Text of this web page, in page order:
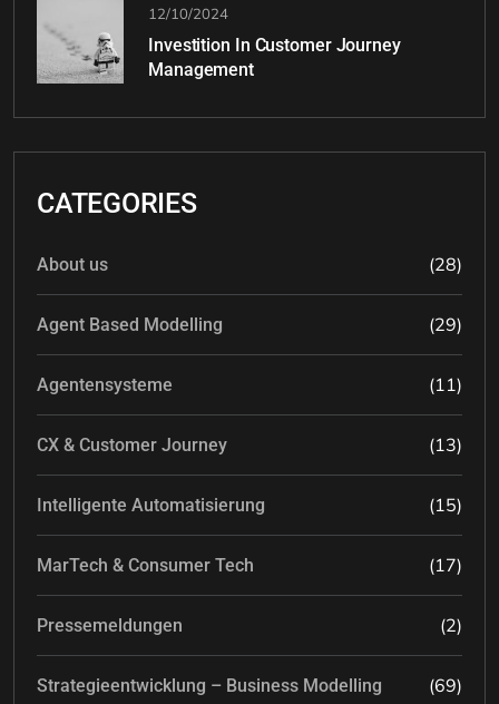
12/10/2024
Investition In Customer Journey
Management
CATEGORIES
About us (28)
Agent Based Modelling (29)
Agentensysteme (11)
CX & Customer Journey (13)
Intelligente Automatisierung (15)
MarTech & Consumer Tech (17)
Pressemeldungen (2)
Strategieentwicklung – Business Modelling (69)